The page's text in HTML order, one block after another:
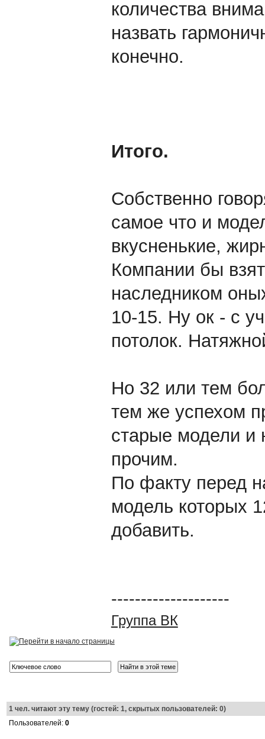
количества
назвать
конечно.
Итого.
Собственно
самое что и
вкусненькие,
Компании бы
наследником
10-15. Ну ок - с
потолок.
Но 32 или тем
тем же успехом
старые модели и
прочим.
По факту перед
модель которых
добавить.
--------------------
Группа ВК
1чел. читают эту тему (гостей: 1, скрытых пользователей: 0)
Пользователей: 0